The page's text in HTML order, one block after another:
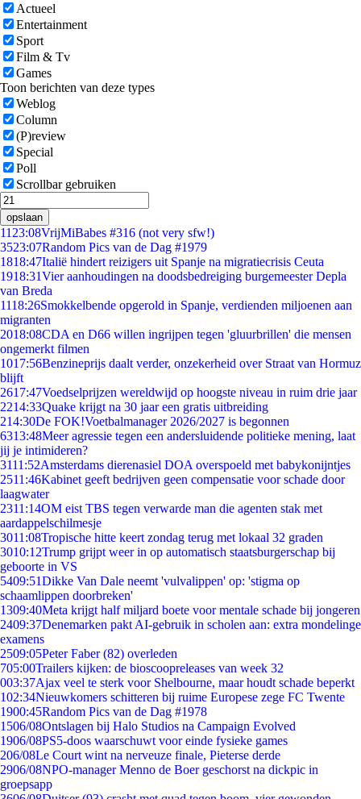
Actueel
Entertainment
Sport
Film & Tv
Games
Toon berichten van deze types
Weblog
Column
(P)review
Special
Poll
Scrollbar gebruiken
opslaan
11 23:08VrijMiBabes #316 (not very sfw!)
3523:07Random Pics van de Dag #1979
1818:47Italië hindert reizigers uit Spanje na migratiecrisis Ceuta
1918:31Vier aanhoudingen na doodsbedreiging burgemeester Depla
van Breda
1118:26Smokkelbende opgerold in Spanje, verdienden miljoenen aan
migranten
2018:08CDA en D66 willen ingrijpen tegen 'gluurbrillen' die mensen
ongemerkt filmen
1017:56Benzineprijs daalt verder, onzekerheid over Straat van Hormuz
blijft
2617:47Voedselprijzen wereldwijd op hoogste niveau in ruim drie jaar
2214:33Quake krijgt na 30 jaar een gratis uitbreiding
214:30De FOK!Voetbalmanager 2026/2027 is begonnen
6313:48Meer agressie tegen een andersluidende politieke mening, laat
jij je intimideren?
3111:52Amsterdams dierenasiel DOA overspoeld met babykonijntjes
2511:46Kabinet geeft bedrijven geen compensatie voor schade door
laagwater
2311:14OM eist TBS tegen verwarde man die agenten stak met
aardappelschilmesje
3011:08Tropische hitte keert zondag terug met lokaal 32 graden
3010:12Trump grijpt weer in op automatisch staatsburgerschap bij
geboorte in VS
5409:51Dikke Van Dale neemt 'vulvalippen' op: 'stigma op
schaamlippen doorbreken'
1309:40Meta krijgt half miljard boete voor mentale schade bij jongeren
2409:37Denemarken pakt AI-gebruik in scholen aan: extra mondelinge
examens
2509:05Peter Faber (82) overleden
705:00Trailers kijken: de bioscoopreleases van week 32
003:37Ajax veel te sterk voor Shelbourne, maar houdt schade beperkt
102:34Nieuwkomers schitteren bij ruime Europese zege FC Twente
1900:45Random Pics van de Dag #1978
1506/08Ontslagen bij Halo Studios na Campaign Evolved
1906/08PS5-doos waarschuwt voor einde fysieke games
206/08Le Court wint na nerveuze finale, Pieterse derde
2906/08NPO-manager Menno de Boer geschorst na dickpic in
groepsapp